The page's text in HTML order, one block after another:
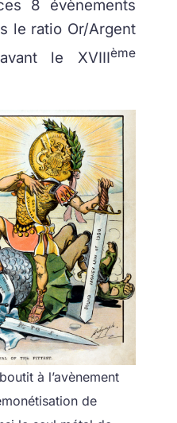
8 évènements
le ratio Or/Argent
le XVIIIème
à l’avènement
de